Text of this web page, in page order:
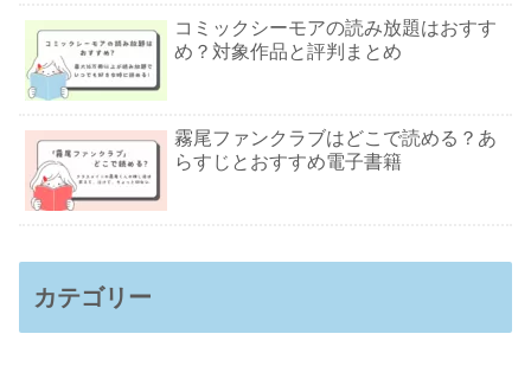
コミックシーモアの読み放題はおすす
め？対象作品と評判まとめ
霧尾ファンクラブはどこで読める？あ
らすじとおすすめ電子書籍
カテゴリー